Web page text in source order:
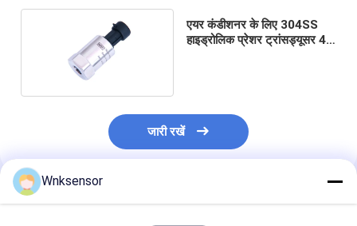
एयर कंडीशनर के लिए 304SS
हाइड्रोलिक प्रेशर ट्रांसड्यूसर 4-
जारी रखें
अनुशंसित उत्पाद
Wnksensor